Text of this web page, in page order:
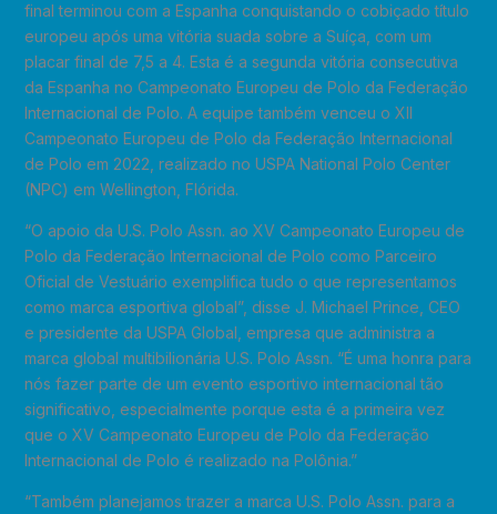
final terminou com a Espanha conquistando o cobiçado título
europeu após uma vitória suada sobre a Suíça, com um
placar final de 7,5 a 4. Esta é a segunda vitória consecutiva
da Espanha no Campeonato Europeu de Polo da Federação
Internacional de Polo. A equipe também venceu o XII
Campeonato Europeu de Polo da Federação Internacional
de Polo em 2022, realizado no USPA National Polo Center
(NPC) em Wellington, Flórida.
“O apoio da U.S. Polo Assn. ao XV Campeonato Europeu de
Polo da Federação Internacional de Polo como Parceiro
Oficial de Vestuário exemplifica tudo o que representamos
como marca esportiva global”, disse J. Michael Prince, CEO
e presidente da USPA Global, empresa que administra a
marca global multibilionária U.S. Polo Assn. “É uma honra para
nós fazer parte de um evento esportivo internacional tão
significativo, especialmente porque esta é a primeira vez
que o XV Campeonato Europeu de Polo da Federação
Internacional de Polo é realizado na Polônia.”
“Também planejamos trazer a marca U.S. Polo Assn. para a